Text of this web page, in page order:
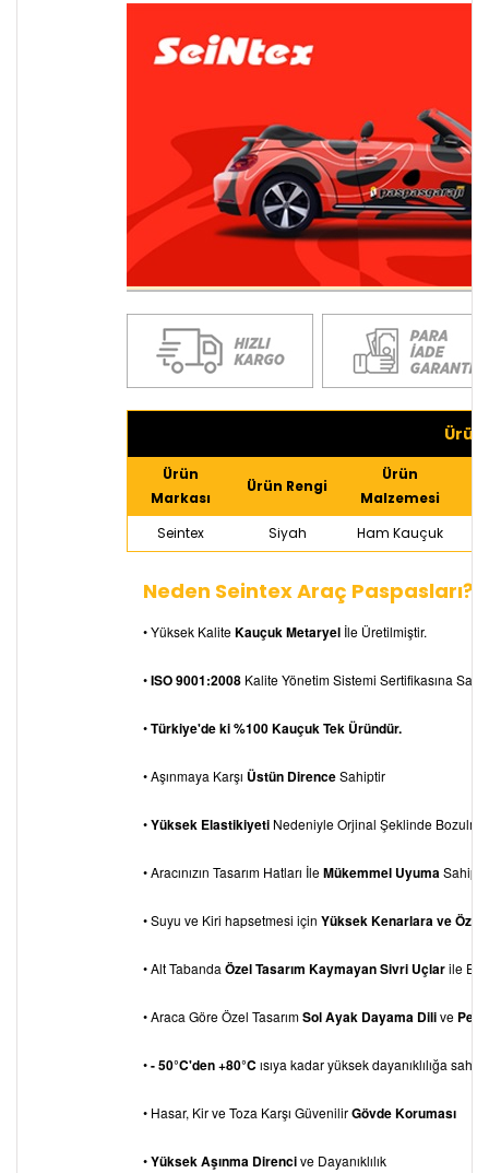
Ürün
Markası
Ürün Rengi
Ürün
Malzemesi
Seintex Siyah Ham Kauçuk
Neden Seintex Araç Paspasları?
• Yüksek KaliteKauçuk Metaryel İle Üretilmiştir.
•ISO 9001:2008 Kalite Yönetim Sistemi Sertifikasına
•Türkiye'de ki %100 Kauçuk Tek Üründür.
• Aşınmaya Karşı Üstün DirenceSahiptir
•Yüksek Elastikiyeti Nedeniyle Orjinal Şeklinde
• Aracınızın Tasarım Hatları İleMükemmel UyumaSahiptir
• Suyu ve Kiri hapsetmesi için Yüksek Kenarlara ve Özel
• Alt TabandaÖzel Tasarım Kaymayan Sivri Uçlarile
• Araca Göre Özel TasarımSol Ayak Dayama Dilive
•- 50°C'den +80°C ısıya kadar yüksek dayanıklılığa
• Hasar, Kir ve Toza Karşı GüvenilirGövde Koruması
•Yüksek Aşınma Direncive Dayanıklılık